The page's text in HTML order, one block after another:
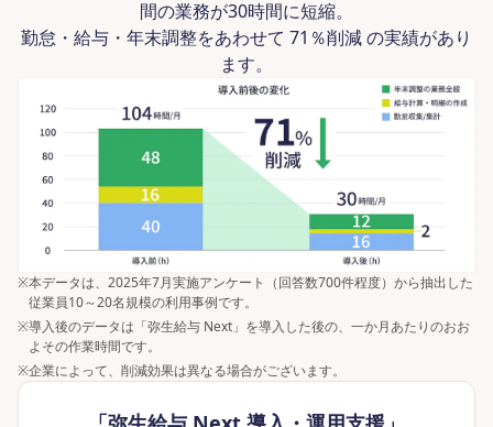
間の業務が30時間に短縮。
勤怠・給与・年末調整をあわせて 71％削減 の実績があり
ます。
※本データは、2025年7月実施アンケート（回答数700件程度）から抽出した
従業員10～20名規模の利用事例です。
※導入後のデータは「弥生給与 Next」を導入した後の、一か月あたりのおお
よその作業時間です。
※企業によって、削減効果は異なる場合がございます。